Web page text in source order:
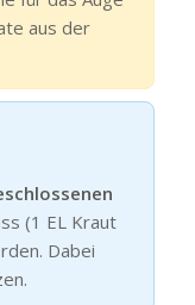
aus der
(1 EL Kraut
Dabei